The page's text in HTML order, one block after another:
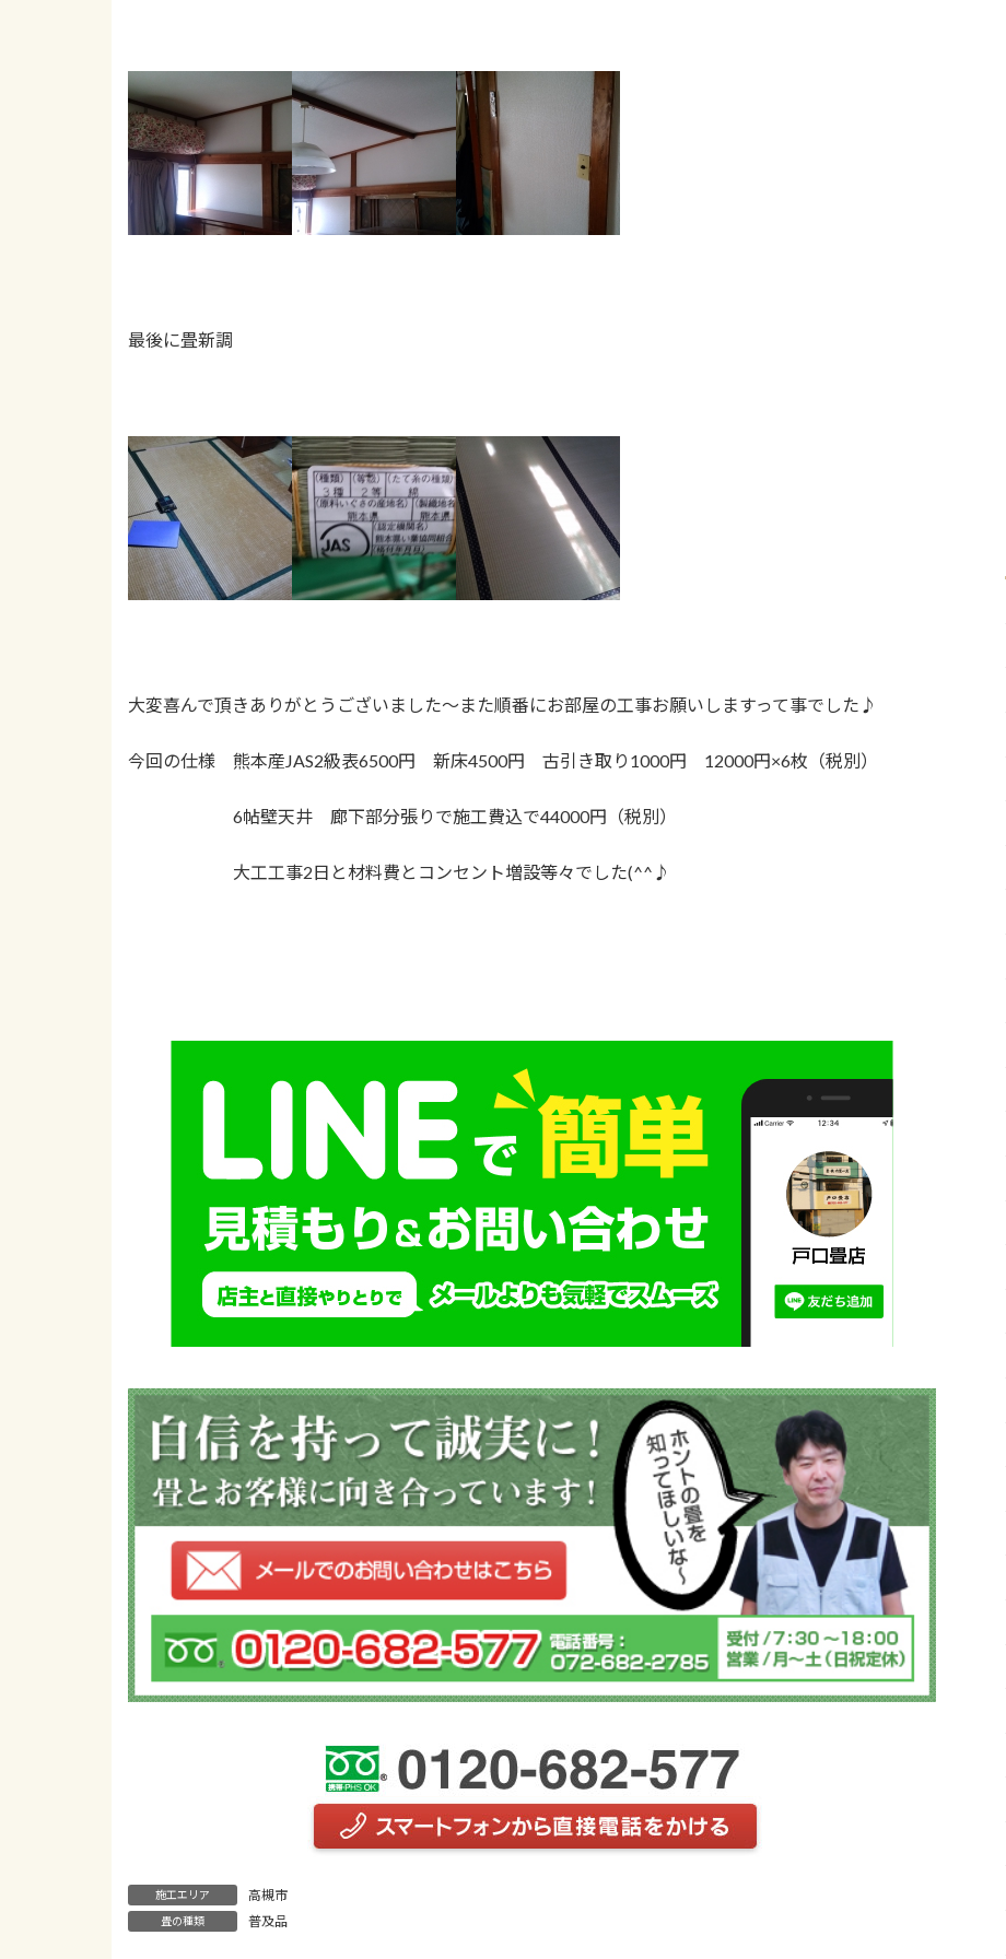
最後に畳新調
大変喜んで頂きありがとうございました～また順番にお部屋の工事お願いしますって事でした♪
今回の仕様 熊本産JAS2級表6500円 新床4500円 古引き取り1000円 12000円×6枚（税別）
6帖壁天井 廊下部分張りで施工費込で44000円（税別）
大工工事2日と材料費とコンセント増設等々でした(^^♪
施工エリア 高槻市
畳の種類 普及品